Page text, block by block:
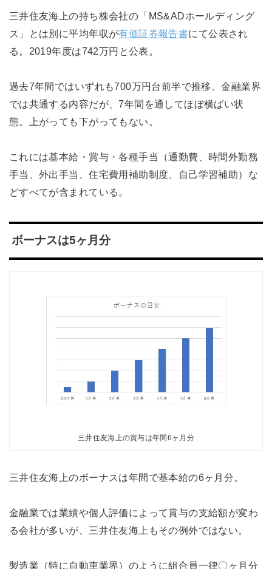
三井住友海上の持ち株会社の「MS&ADホールディング
ス」とは別に平均年収が有価証券報告書にて公表され
る。2019年度は742万円と公表。
過去7年間ではいずれも700万円台前半で推移。金融業界
では共通する内容だが、7年間を通してほぼ横ばい状
態。上がっても下がってもない。
これには基本給・賞与・各種手当（通勤費、時間外勤務
手当、外出手当、住宅費用補助制度、自己学習補助）な
どすべてが含まれている。
ボーナスは5ヶ月分
三井住友海上の賞与は年間6ヶ月分
三井住友海上のボーナスは年間で基本給の6ヶ月分。
金融業では業績や個人評価によって賞与の支給額が変わ
る会社が多いが、三井住友海上もその例外ではない。
製造業（特に自動車業界）のように組合員一律〇ヶ月分